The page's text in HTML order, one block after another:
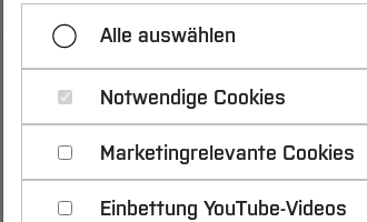
Alle auswählen
Notwendige Cookies
Marketingrelevante Cookies
Einbettung YouTube-Videos